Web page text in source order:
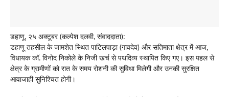
डहाणू, २५ अक्टूबर (कल्पेश दलवी, संवाददाता):
डहाणू तहसील के जामशेत स्थित पाटिलपाड़ा (गावदेव) और सतिमाता क्षेत्र में आज,
विधायक कॉ. विनोद निकोले के निजी खर्च से पथदिव्य स्थापित किए गए। इस पहल से
क्षेत्र के ग्रामीणों को रात के समय रोशनी की सुविधा मिलेगी और उनकी सुरक्षित
आवाजाही सुनिश्चित होगी।